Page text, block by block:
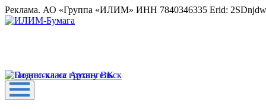
Реклама. АО «Группа «ИЛИМ» ИНН 7840346335 Erid: